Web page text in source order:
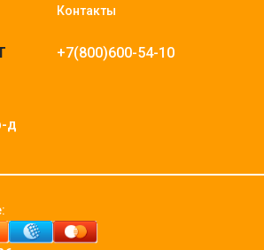
Контакты
+7(800)600-54-10
д